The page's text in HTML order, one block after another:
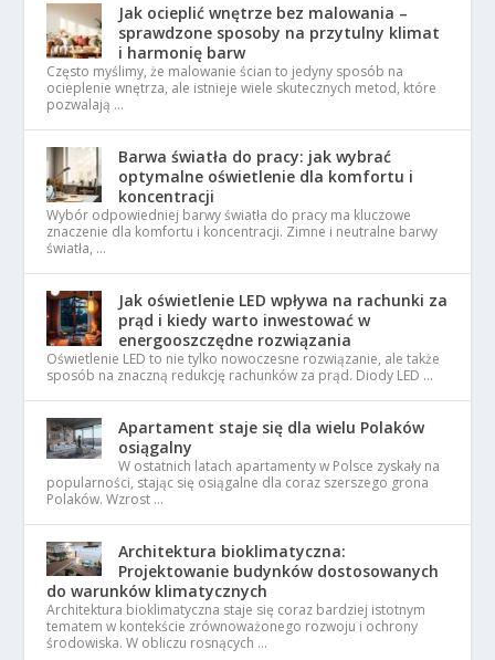
Jak ocieplić wnętrze bez malowania –
sprawdzone sposoby na przytulny klimat
i harmonię barw
Często myślimy, że malowanie ścian to jedyny sposób na
ocieplenie wnętrza, ale istnieje wiele skutecznych metod, które
pozwalają …
Barwa światła do pracy: jak wybrać
optymalne oświetlenie dla komfortu i
koncentracji
Wybór odpowiedniej barwy światła do pracy ma kluczowe
znaczenie dla komfortu i koncentracji. Zimne i neutralne barwy
światła, …
Jak oświetlenie LED wpływa na rachunki za
prąd i kiedy warto inwestować w
energooszczędne rozwiązania
Oświetlenie LED to nie tylko nowoczesne rozwiązanie, ale także
sposób na znaczną redukcję rachunków za prąd. Diody LED …
Apartament staje się dla wielu Polaków
osiągalny
W ostatnich latach apartamenty w Polsce zyskały na
popularności, stając się osiągalne dla coraz szerszego grona
Polaków. Wzrost …
Architektura bioklimatyczna:
Projektowanie budynków dostosowanych
do warunków klimatycznych
Architektura bioklimatyczna staje się coraz bardziej istotnym
tematem w kontekście zrównoważonego rozwoju i ochrony
środowiska. W obliczu rosnących …